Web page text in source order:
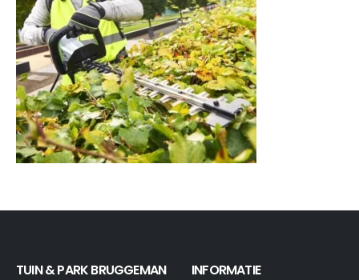
TUIN & PARK BRUGGEMAN INFORMATIE